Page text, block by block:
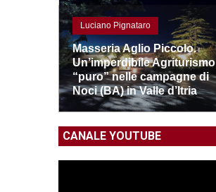
Luciano Pignataro
Masseria Aglio Piccolo.
Un’imperdibile Agriturismo
“puro” nelle campagne di
Noci (BA) in Valle d’Itria
CANALE YOUTUBE